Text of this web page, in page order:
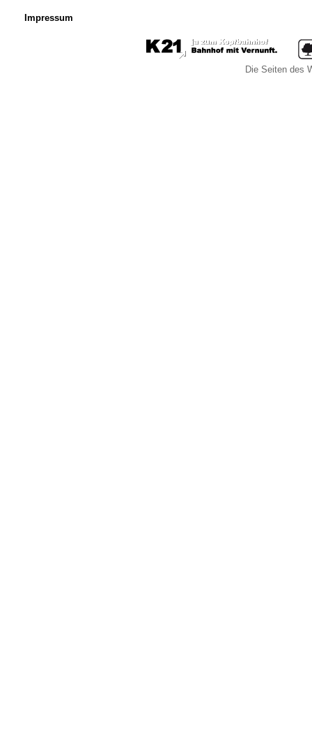
Impressum
Die Seiten des